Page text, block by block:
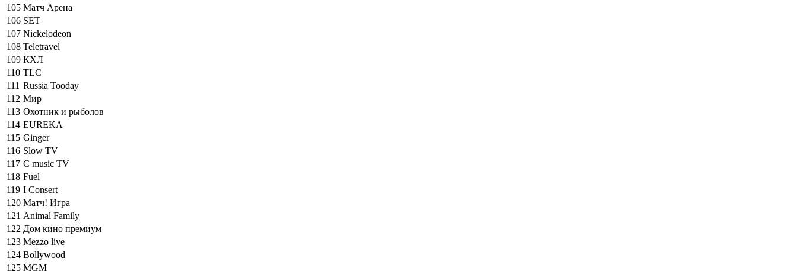
105 Матч Арена
106 SET
107 Nickelodeon
108 Teletravel
109 КХЛ
110 TLC
111 Russia Tooday
112 Мир
113 Охотник и рыболов
114 EUREKA
115 Ginger
116 Slow TV
117 C music TV
118 Fuel
119 I Consert
120 Матч! Игра
121 Animal Family
122 Дом кино премиум
123 Mezzo live
124 Bollywоod
125 MGM